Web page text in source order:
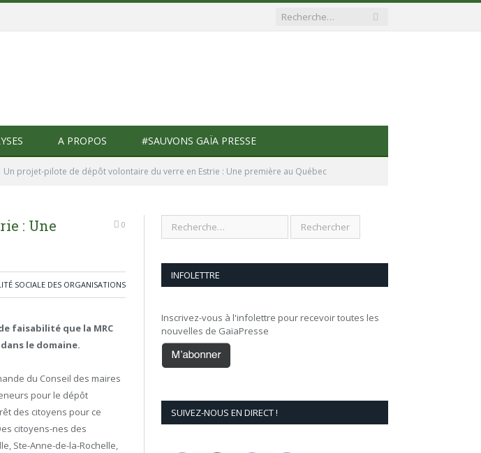
A PROPOS #SAUVONS GAÏA PRESSE
Un projet-pilote de dépôt volontaire du verre en Estrie : Une première au Québec
: Une
0
SOCIALE DES ORGANISATIONS
faisabilité que la MRC
dans le domaine.
du Conseil des maires
pour le dépôt
des citoyens pour ce
citoyens-nes des
Ste-Anne-de-la-Rochelle,
INFOLETTRE
Inscrivez-vous à l'infolettre pour recevoir toutes les
nouvelles de GaïaPresse
SUIVEZ-NOUS EN DIRECT !